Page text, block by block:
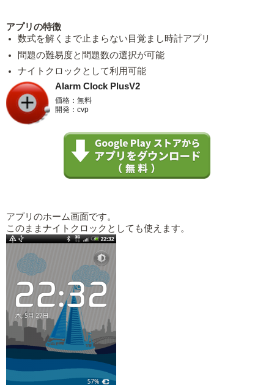
アプリの特徴
数式を解くまで止まらない目覚まし時計アプリ
問題の難易度と問題数の選択が可能
ナイトクロックとして利用可能
Alarm Clock PlusV2
価格：無料
開発：cvp
アプリのホーム画面です。
このままナイトクロックとしても使えます。